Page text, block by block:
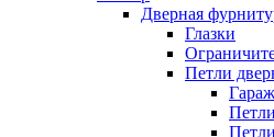
Дверная
Глазки
Петли